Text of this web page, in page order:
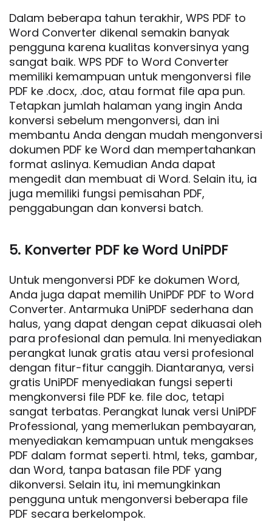
Dalam beberapa tahun terakhir, WPS PDF to
Word Converter dikenal semakin banyak
pengguna karena kualitas konversinya yang
sangat baik. WPS PDF to Word Converter
memiliki kemampuan untuk mengonversi file
PDF ke .docx, .doc, atau format file apa pun.
Tetapkan jumlah halaman yang ingin Anda
konversi sebelum mengonversi, dan ini
membantu Anda dengan mudah mengonversi
dokumen PDF ke Word dan mempertahankan
format aslinya. Kemudian Anda dapat
mengedit dan membuat di Word. Selain itu, ia
juga memiliki fungsi pemisahan PDF,
penggabungan dan konversi batch.
5. Konverter PDF ke Word UniPDF
Untuk mengonversi PDF ke dokumen Word,
Anda juga dapat memilih UniPDF PDF to Word
Converter. Antarmuka UniPDF sederhana dan
halus, yang dapat dengan cepat dikuasai oleh
para profesional dan pemula. Ini menyediakan
perangkat lunak gratis atau versi profesional
dengan fitur-fitur canggih. Diantaranya, versi
gratis UniPDF menyediakan fungsi seperti
mengkonversi file PDF ke. file doc, tetapi
sangat terbatas. Perangkat lunak versi UniPDF
Professional, yang memerlukan pembayaran,
menyediakan kemampuan untuk mengakses
PDF dalam format seperti. html, teks, gambar,
dan Word, tanpa batasan file PDF yang
dikonversi. Selain itu, ini memungkinkan
pengguna untuk mengonversi beberapa file
PDF secara berkelompok.